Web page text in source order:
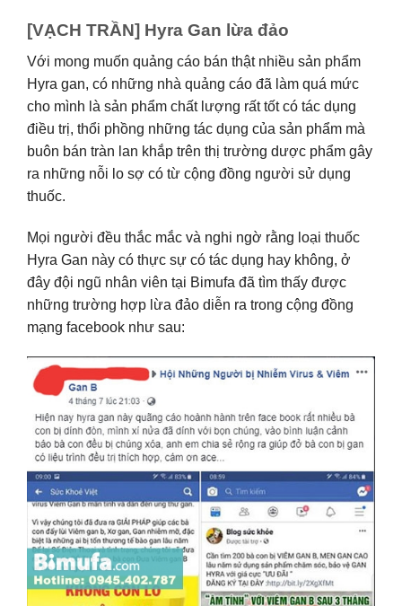
[VẠCH TRẦN] Hyra Gan lừa đảo
Với mong muốn quảng cáo bán thật nhiều sản phẩm
Hyra gan, có những nhà quảng cáo đã làm quá mức
cho mình là sản phẩm chất lượng rất tốt có tác dụng
điều trị, thổi phồng những tác dụng của sản phẩm mà
buôn bán tràn lan khắp trên thị trường dược phẩm gây
ra những nỗi lo sợ có từ cộng đồng người sử dụng
thuốc.
Mọi người đều thắc mắc và nghi ngờ rằng loại thuốc
Hyra Gan này có thực sự có tác dụng hay không, ở
đây đội ngũ nhân viên tại Bimufa đã tìm thấy được
những trường hợp lừa đảo diễn ra trong cộng đồng
mạng facebook như sau: